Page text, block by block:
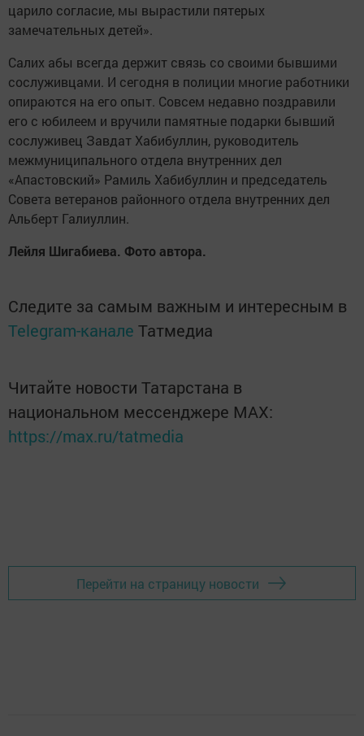
царило согласие, мы вырастили пятерых
замечательных детей».
Салих абы всегда держит связь со своими бывшими
сослуживцами. И сегодня в полиции многие работники
опираются на его опыт. Совсем недавно поздравили
его с юбилеем и вручили памятные подарки бывший
сослуживец Завдат Хабибуллин, руководитель
межмуниципального отдела внутренних дел
«Апастовский» Рамиль Хабибуллин и председатель
Совета ветеранов районного отдела внутренних дел
Альберт Галиуллин.
Лейля Шигабиева. Фото автора.
Следите за самым важным и интересным в
Telegram-канале Татмедиа
Читайте новости Татарстана в
национальном мессенджере MАХ:
https://max.ru/tatmedia
Перейти на страницу новости